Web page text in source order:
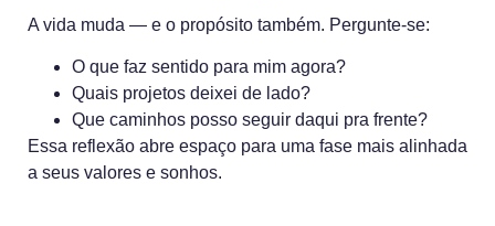
A vida muda — e o propósito também. Pergunte-se:
O que faz sentido para mim agora?
Quais projetos deixei de lado?
Que caminhos posso seguir daqui pra frente?
Essa reflexão abre espaço para uma fase mais alinhada
a seus valores e sonhos.